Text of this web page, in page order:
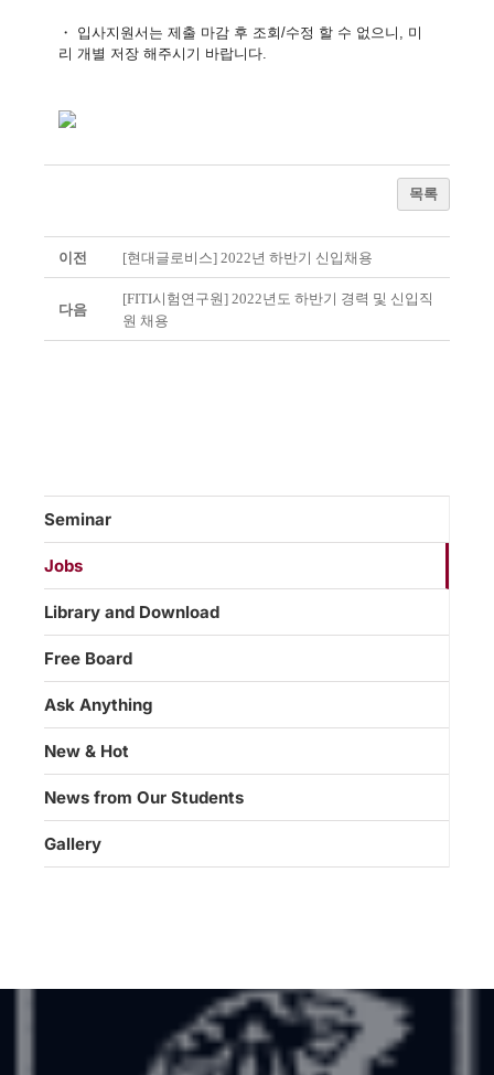
・
입사지원서는 제출 마감 후 조회/수정 할 수 없으니, 미
리 개별 저장 해주시기 바랍니다.
목록
이전 [현대글로비스] 2022년 하반기 신입채용
다음
[FITI시험연구원] 2022년도 하반기 경력 및 신입직
원 채용
Seminar
Jobs
Library and Download
Free Board
Ask Anything
New & Hot
News from Our Students
Gallery